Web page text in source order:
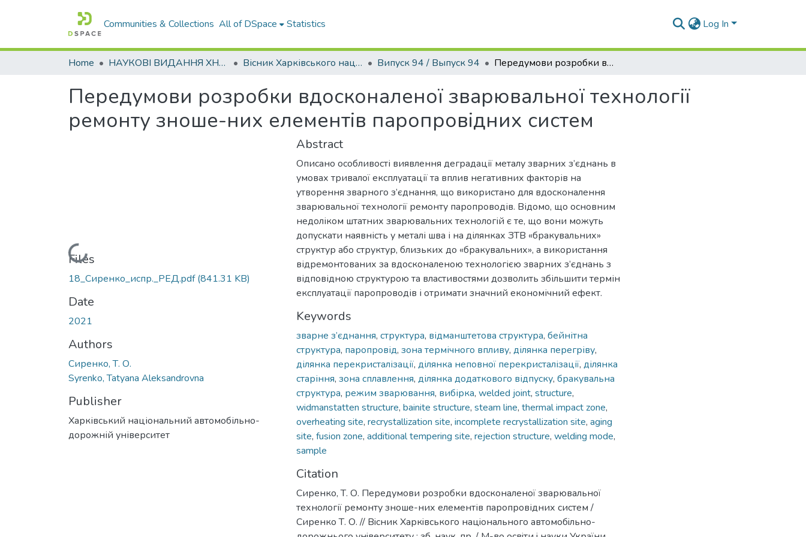
Communities & Collections All of DSpace Statistics Log In
Home НАУКОВІ ВИДАННЯ ХНАДУ Вісник Харківського національного автомобільно-дорожнього університету / Вестник Харьковского национального автомобильно-дорожного университета Випуск 94 / Выпуск 94 Передумови розробки вдосконаленої зварювальної технології ремонту зноше-них елементів паропровідних систем
Передумови розробки вдосконаленої зварювальної технології
ремонту зноше-них елементів паропровідних систем
Loading...
Files
18_Сиренко_испр._РЕД.pdf(841.31 KB)
Date
2021
Authors
Сиренко, Т. О.
Syrenko, Tatyana Aleksandrovna
Publisher
Харківський національний автомобільно-
дорожній університет
Abstract
Описано особливості виявлення деградації металу зварних з’єднань в
умовах тривалої експлуатації та вплив негативних факторів на
утворення зварного з’єднання, що використано для вдосконалення
зварювальної технології ремонту паропроводів. Відомо, що основним
недоліком штатних зварювальних технологій є те, що вони можуть
допускати наявність у металі шва і на ділянках ЗТВ «бракувальних»
структур або структур, близьких до «бракувальних», а використання
відремонтованих за вдосконаленою технологією зварних з’єднань з
відповідною структурою та властивостями дозволить збільшити термін
експлуатації паропроводів і отримати значний економічний ефект.
Keywords
зварне з’єднання, структура, відманштетова структура, бейнітна
структура, паропровід, зона термічного впливу, ділянка перегріву,
ділянка перекристалізації, ділянка неповної перекристалізації, ділянка
старіння, зона сплавлення, ділянка додаткового відпуску, бракувальна
структура, режим зварювання, вибірка, welded joint, structure,
widmanstatten structure, bainite structure, steam line, thermal impact zone,
overheating site, recrystallization site, incomplete recrystallization site, aging
site, fusion zone, additional tempering site, rejection structure, welding mode,
sample
Citation
Сиренко, Т. О. Передумови розробки вдосконаленої зварювальної
технології ремонту зноше-них елементів паропровідних систем /
Сиренко Т. О. // Вiсник Харкiвського нацiонального автомобiльно-